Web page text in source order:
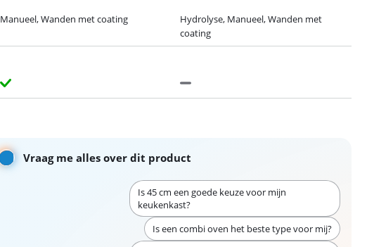
Manueel, Wanden met coating
Hydrolyse, Manueel, Wanden met
coating
Vraag me alles over dit product
Is 45 cm een goede keuze voor mijn
keukenkast?
Is een combi oven het beste type voor mij?